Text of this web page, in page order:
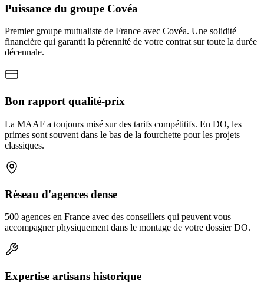
Puissance du groupe Covéa
Premier groupe mutualiste de France avec Covéa. Une solidité
financière qui garantit la pérennité de votre contrat sur toute la durée
décennale.
Bon rapport qualité-prix
La MAAF a toujours misé sur des tarifs compétitifs. En DO, les
primes sont souvent dans le bas de la fourchette pour les projets
classiques.
Réseau d'agences dense
500 agences en France avec des conseillers qui peuvent vous
accompagner physiquement dans le montage de votre dossier DO.
Expertise artisans historique